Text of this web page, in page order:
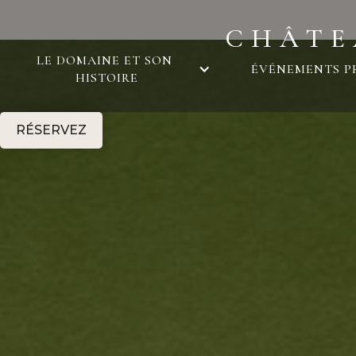
LE DOMAINE ET SON
HISTOIRE
ÉVÉNEMENTS
RÉSERVEZ